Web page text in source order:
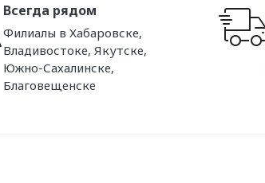
Всегда рядом
Филиалы в Хабаровске,
Владивостоке, Якутске,
Южно-Сахалинске,
Благовещенске